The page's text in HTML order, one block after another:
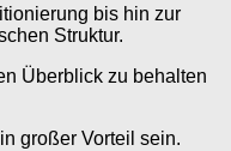
bis hin zur
Struktur.
Überblick zu behalten
großer Vorteil sein.